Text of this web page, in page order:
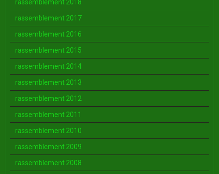
rassemblement 2018
rassemblement 2017
rassemblement 2016
rassemblement 2015
rassemblement 2014
rassemblement 2013
rassemblement 2012
rassemblement 2011
rassemblement 2010
rassemblement 2009
rassemblement 2008